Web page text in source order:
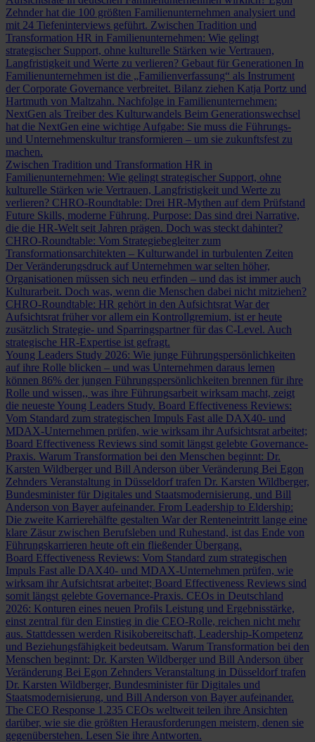
Zehnder hat die 100 größten Familienunternehmen analysiert und
mit 24 Tiefeninterviews geführt. Zwischen Tradition und
Transformation HR in Familienunternehmen: Wie gelingt
strategischer Support, ohne kulturelle Stärken wie Vertrauen,
Langfristigkeit und Werte zu verlieren? Gebaut für Generationen In
Familienunternehmen ist die „Familienverfassung“ als Instrument
der Corporate Governance verbreitet. Bilanz ziehen Katja Portz und
Hartmuth von Maltzahn. Nachfolge in Familienunternehmen:
NextGen als Treiber des Kulturwandels Beim Generationswechsel
hat die NextGen eine wichtige Aufgabe: Sie muss die Führungs-
und Unternehmenskultur transformieren – um sie zukunftsfest zu
machen.
Zwischen Tradition und Transformation HR in
Familienunternehmen: Wie gelingt strategischer Support, ohne
kulturelle Stärken wie Vertrauen, Langfristigkeit und Werte zu
verlieren? CHRO-Roundtable: Drei HR-Mythen auf dem Prüfstand
Future Skills, moderne Führung, Purpose: Das sind drei Narrative,
die die HR-Welt seit Jahren prägen. Doch was steckt dahinter?
CHRO-Roundtable: Vom Strategiebegleiter zum
Transformationsarchitekten – Kulturwandel in turbulenten Zeiten
Der Veränderungsdruck auf Unternehmen war selten höher,
Organisationen müssen sich neu erfinden – und das ist immer auch
Kulturarbeit. Doch was, wenn die Menschen dabei nicht mitziehen?
CHRO-Roundtable: HR gehört in den Aufsichtsrat War der
Aufsichtsrat früher vor allem ein Kontrollgremium, ist er heute
zusätzlich Strategie- und Sparringspartner für das C-Level. Auch
strategische HR-Expertise ist gefragt.
Young Leaders Study 2026: Wie junge Führungspersönlichkeiten
auf ihre Rolle blicken – und was Unternehmen daraus lernen
können 86% der jungen Führungspersönlichkeiten brennen für ihre
Rolle und wissen,, was ihre Führungsarbeit wirksam macht, zeigt
die neueste Young Leaders Study. Board Effectiveness Reviews:
Vom Standard zum strategischen Impuls Fast alle DAX40- und
MDAX-Unternehmen prüfen, wie wirksam ihr Aufsichtsrat arbeitet;
Board Effectiveness Reviews sind somit längst gelebte Governance-
Praxis. Warum Transformation bei den Menschen beginnt: Dr.
Karsten Wildberger und Bill Anderson über Veränderung Bei Egon
Zehnders Veranstaltung in Düsseldorf trafen Dr. Karsten Wildberger,
Bundesminister für Digitales und Staatsmodernisierung, und Bill
Anderson von Bayer aufeinander. From Leadership to Eldership:
Die zweite Karrierehälfte gestalten War der Renteneintritt lange eine
klare Zäsur zwischen Berufsleben und Ruhestand, ist das Ende von
Führungskarrieren heute oft ein fließender Übergang.
Board Effectiveness Reviews: Vom Standard zum strategischen
Impuls Fast alle DAX40- und MDAX-Unternehmen prüfen, wie
wirksam ihr Aufsichtsrat arbeitet; Board Effectiveness Reviews sind
somit längst gelebte Governance-Praxis. CEOs in Deutschland
2026: Konturen eines neuen Profils Leistung und Ergebnisstärke,
einst zentral für den Einstieg in die CEO-Rolle, reichen nicht mehr
aus. Stattdessen werden Risikobereitschaft, Leadership-Kompetenz
und Beziehungsfähigkeit bedeutsam. Warum Transformation bei den
Menschen beginnt: Dr. Karsten Wildberger und Bill Anderson über
Veränderung Bei Egon Zehnders Veranstaltung in Düsseldorf trafen
Dr. Karsten Wildberger, Bundesminister für Digitales und
Staatsmodernisierung, und Bill Anderson von Bayer aufeinander.
The CEO Response 1.235 CEOs weltweit teilen ihre Ansichten
darüber, wie sie die größten Herausforderungen meistern, denen sie
gegenüberstehen. Lesen Sie ihre Antworten.